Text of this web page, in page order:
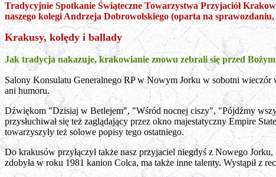
Tradycyjnie Spotkanie Świąteczne Towarzystwa Przyjaciół
naszego kolegi Andrzeja Dobrowolskiego (oparta na
Krakusy, kolędy i ballady
Jak tradycja nakazuje, krakowianie znowu zebrali się przed
Salony Konsulatu Generalnego RP w Nowym Jorku w sobotni
ani humoru.
Dźwiękom "Dzisiaj w Betlejem", "Wśród nocnej ciszy", "Pójdźmy
przysłuchiwał się też zaglądający przez okno majestatyczny Empire
towarzyszyły też solowe popisy tego ostatniego.
Do krakusów przyłączył także nasz przyjaciel niegdyś z Nowego
zdobyła w roku 1981 kanion Colca, ma także inne talenty. Wystąpił z